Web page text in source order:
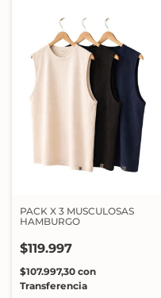
PACK X 3 MUSCULOSAS
HAMBURGO
$119.997
$107.997,30 con
Transferencia